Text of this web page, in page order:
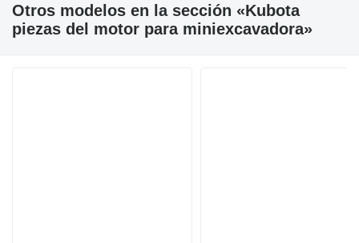
Otros modelos en la sección «Kubota
piezas del motor para miniexcavadora»